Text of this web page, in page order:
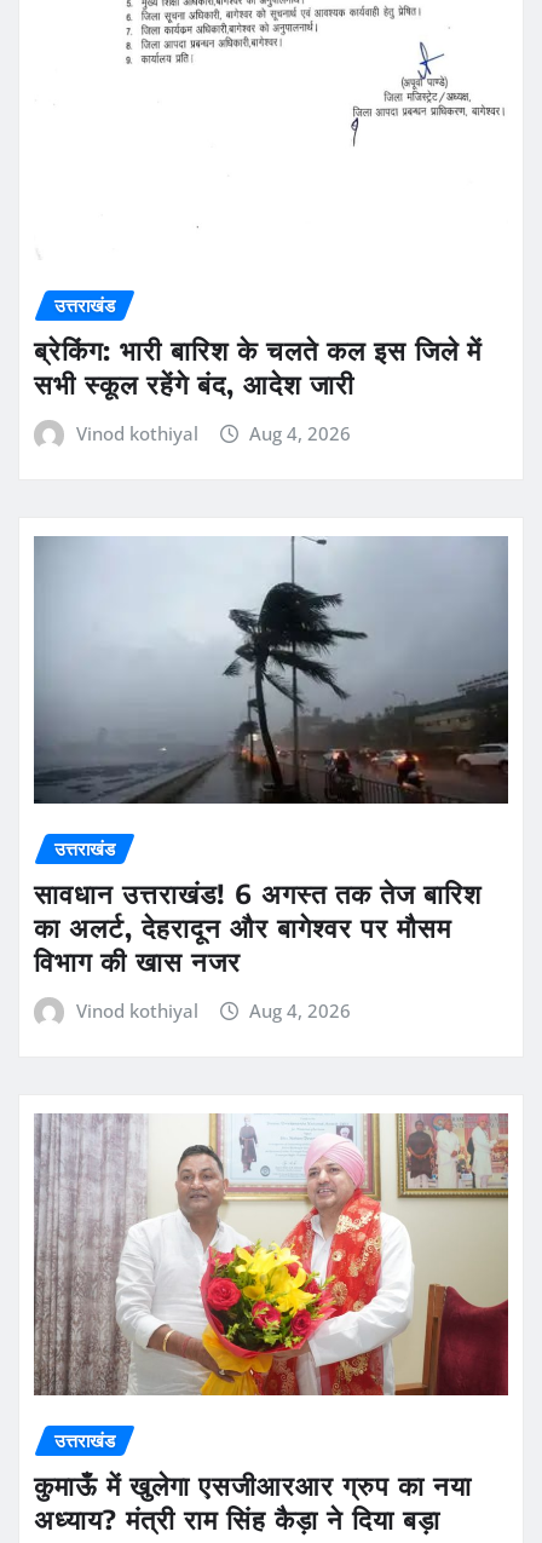
उत्तराखंड
ब्रेकिंग: भारी बारिश के चलते कल इस जिले में
सभी स्कूल रहेंगे बंद, आदेश जारी
Vinod kothiyal Aug 4, 2026
उत्तराखंड
सावधान उत्तराखंड! 6 अगस्त तक तेज बारिश
का अलर्ट, देहरादून और बागेश्वर पर मौसम
विभाग की खास नजर
Vinod kothiyal Aug 4, 2026
उत्तराखंड
कुमाऊँ में खुलेगा एसजीआरआर ग्रुप का नया
अध्याय? मंत्री राम सिंह कैड़ा ने दिया बड़ा